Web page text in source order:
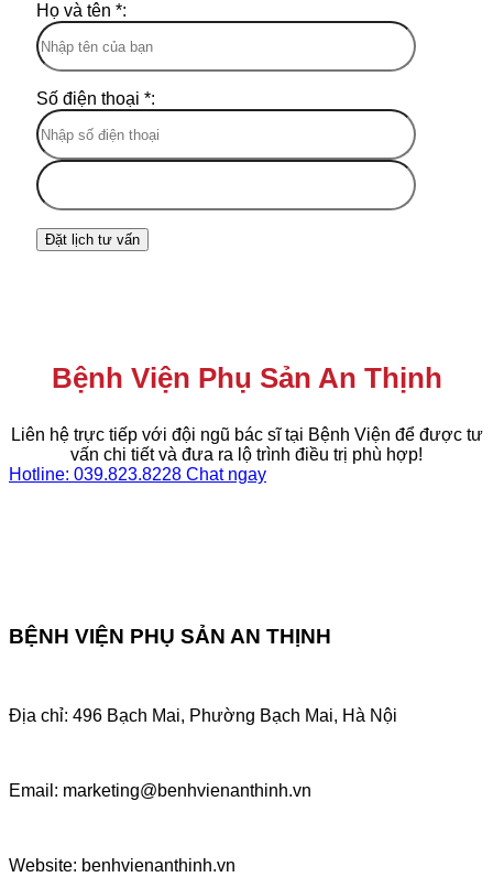
Họ và tên *:
Số điện thoại *:
Bệnh Viện Phụ Sản An Thịnh
Liên hệ trực tiếp với đội ngũ bác sĩ tại Bệnh Viện để được tư
vấn chi tiết và đưa ra lộ trình điều trị phù hợp!
Hotline: 039.823.8228 Chat ngay
BỆNH VIỆN PHỤ SẢN AN THỊNH
Địa chỉ: 496 Bạch Mai, Phường Bạch Mai, Hà Nội
Email: marketing@benhvienanthinh.vn
Website: benhvienanthinh.vn